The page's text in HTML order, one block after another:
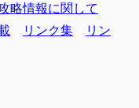
略情報に関して
リンク集
リン